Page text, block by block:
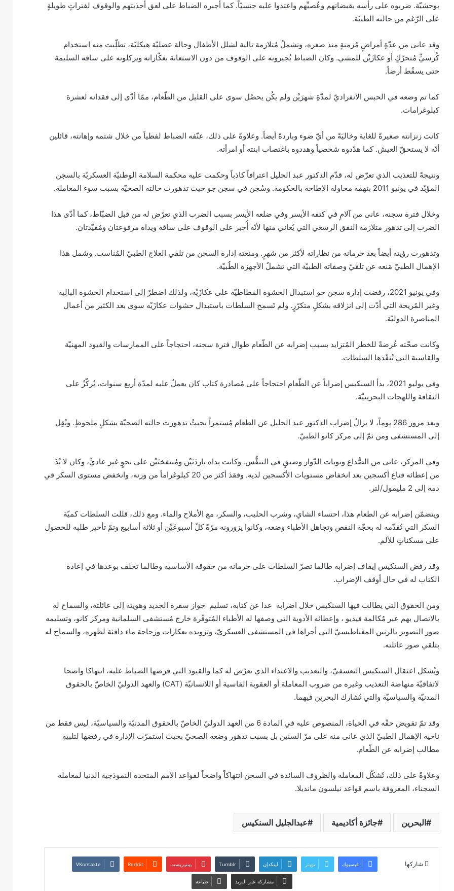
بوحشيّة. ضربوه على رأسه بقبضاتهم وعُصيِّهم واعتدوا عليه جنسيّاً. كما أجبره الضباط على لعق أحذيتهم والوقوف لفتراتٍ طويلةٍ
على الرّغم من حالته الطبيّة.
وقد عانى من عدّةِ أمراضٍ مُزمنةٍ منذ صغره، وتشملُ مُتلازمة تالية لشلل الأطفال وحالة عضليّة هيكليّة، تطلّبت منه استخدام
كُرسيٍّ مُتحرّكٍ أو عكازَيْن للمشي. وكان الضباط يُجبرونه على الوقوف من دون الاستعانة بعكّازاته ويركلونه على ساقه السليمة
حتى يسقُط أرضاً.
كما تم وضعه في الحبس الانفراديّ لمدّةِ شهرَيْن ولم يكُن يحصُل سوى على القليل من الطّعام، ممّا أدّى إلى فقدانه لعشرة
كيلوغرامات.
كانت زنزانته صغيرةً للغاية وخاليَةً من أيّ ضوء وباردةً أيضاً. وعلاوةً على ذلك، عنّفه الضباط لفظياً من خلال شتمه وإهانته، قائلين
أنّه لا يستحقّ العيش. كما هدّدوه شخصياً وهددوه باغتصاب ابنته أو امرأته.
ونتيجةً للتعذيب الذي تعرّض له، قدّم الدكتور عبد الجليل اعترافاً كاذباً وحكمت عليه محكمة السلامة الوطنيّة العسكريّة بالسجن
المؤبّد في يونيو 2011 بتهمة محاولة الإطاحة بالحكومة. وسُجن في سجن جو حيث تدهورت حالته الصحيّة بسبب سوء المعاملة.
وخلال فترة سجنه، عانى من آلامٍ في كتفه الأيسر وفي ضلعه الأيسر بسبب الضرب الذي تعرّض له من قبل الضبّاط، كما أدّى هذا
الضرب إلى تدهور متلازمة النفق الرسغي التي يُعاني منها لأنّه أُجبر على الوقوف على ساقه ويداه مرفوعتان ومُقيّدتان.
وتدهورت رؤيته أيضاً بعد حرمانه من نظاراته لأكثر من شهرٍ. ومنعته إدارة السجن من تلقي العلاج الطبيّ المُناسب. وشمل هذا
الإهمال الطبيّ مَنعه عن تلقيّ وصفاته الطبيّة التي تشملُ الأجهزة الطُبيّة.
وفي يونيو 2021، رفضت إدارة سجن جو استبدال الحشوة المطاطيّة على عكازَيْه، ولذلك اضطرّ إلى استخدام الحشوة البالِية
وغير المُريحة التي أدّت إلى انزلاقه بشكلٍ متكرّرٍ. ولم تَسمح السلطات باستبدال حشوات عكازَيْه سوى بعد الكثير من أعمال
المناصرة الدوليّة.
وكانت صحّته عُرضةً للخطر المُتزايد بسبب إضرابه عن الطّعام طوال فترة سجنه، احتجاجاً على الممارسات والقيود المهنيّة
والقاسية التي تُنفّذها السلطات.
وفي يوليو 2021، بدأ السنكيس إضراباً عن الطّعام احتجاجاً على مُصادرة كتاب كان يعملُ عليه لمدّة أربع سنوات، يُركّزُ على
الثقافة واللهجات البحرينيّة.
وبعد مرور 286 يوماً، لا يزالُ إضراب الدكتور عبد الجليل عن الطعام مُستمراً بحيثُ تدهورت حالته الصحيّة بشكلٍ ملحوظٍ. ونُقِل
إلى المستشفى ومن ثمّ إلى مركز كانو الطبيّ.
وفي المركز، عانى من الصُّداع ونوبات الدّوار وضيقٍ في التنفُّس. وكانت يداه باردَتَيْن ومُنتفختَيْن على نحوٍ غير عاديٍّ، وكان لا بُدّ
من إعطائه قناع أكسجين بعد انخفاض مستويات الأكسجين لديه. وفقدَ أكثر من 20 كيلوغراماً من وزنه، وانخفض مستوى السكر في
دمه إلى 2 مليمول/لتر.
ويتضمّن إضرابه عن الطعام هذا، احتساء الشاي، وشرب الحليب، والسكر، مع الأملاح والماء. ومع ذلك، قللت السلطات كميّة
السكر التي تُقدّمه له بحجّة النقص وتجاهل الأطباء وضعه، وكانوا يزورونه مرّةً كلّ أسبوعَيْن أو ثلاثة أسابيع وتمّ تأخير طلبه للحصول
على مسكناتٍ للألم.
وقد رفض السنكيس إيقاف إضرابه طالما تصرّ السلطات على حرمانه من حقوقه الأساسية وطالما تخلف بوعدها في إعادة
الكتاب له في حال أوقف الإضراب.
ومن الحقوق التي يطالب فيها السنكيس خلال اضرابه عدا عن كتابه، تسليم جواز سفره الجديد وهويته إلى عائلته، والسماح له
بالاتصال بهم عبر مُكالمة فيديو ، وإعطائه الأدوية التي وصفها له الأطباء المُتوفّرة خارج مُستشفى السلمانية ومركز كانو، وتسليمه
صور التصوير بالرنين المغناطيسيّ التي أجراها في المستشفى العسكريّ، وتزويده بعكازات وزجاجة ماء دافئة لظهره، والسماح له
بتلقي صور عائلته.
ويُشكل اعتقال السنكيس التعسفيّ، والتعذيب والاعتداء الذي تعرّض له كما والقيود التي فرضها الضباط عليه، انتهاكا واضحا
لاتفاقيّة منهاضة التعذيب وغيره من ضروب المعاملة أو العقوبة القاسية أو اللانسانيّة (CAT) والعهد الدوليّ الخاصّ بالحقوق
المدنيّة والسياسيّة والتي تُشارك البحرين فيهما.
وقد تمّ تقويض حقّه في الحياة، المنصوص عليه في المادة 6 من العهد الدوليّ الخاصّ بالحقوق المدنيّة والسياسيّة، ليس فقط من
ناحية الإهمال الطبيّ الذي عانى منه على مرّ السنين بل بسبب تدهور وضعه الصحيّ بحيث استمرّت الإدارة في رفضها لتلبيةِ
مطالب إضرابه عن الطّعام.
وعلاوةً على ذلك، تُشكّل المعاملة والظروف السائدة في السجن انتهاكاً واضحاً لقواعد الأمم المتحدة النموذجية الدنيا لمعاملة
السجناء، المعروفة باسم قواعد نيلسون مانديلا.
البحرين جائزة أكاديمية عبدالجليل السنكيس
شاركها فيسبوك تويتر لينكدإن بينتيريست
مشاركة عبر البريد طباعة